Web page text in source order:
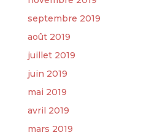
septembre 2019
août 2019
juillet 2019
juin 2019
mai 2019
avril 2019
mars 2019